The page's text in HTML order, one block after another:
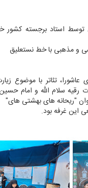
استاد برجسته کشور
و مذهبی با خط نستعلیق
تئاتر با موضوع
سلام الله و امام حسین
"ریحانه های بهشتی های"
این غرفه بود.